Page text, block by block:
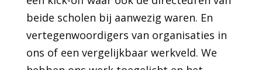
beide scholen bij aanwezig waren. En
vertegenwoordigers van organisaties in
ons of een vergelijkbaar werkveld. We